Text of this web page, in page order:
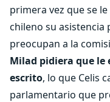
primera vez que se
chileno su asistencia
preocupan a la
Milad pidiera que
escrito, lo que Celis
parlamentario que